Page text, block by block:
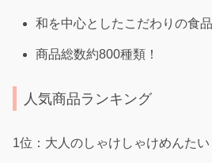
和を中心としたこだわりの食品
商品総数約800種類！
人気商品ランキング
1位：大人のしゃけしゃけめんたい